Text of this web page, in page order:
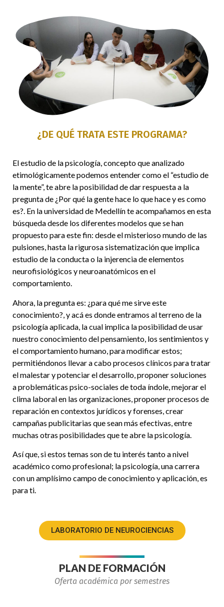
¿DE QUÉ TRATA ESTE PROGRAMA?
El estudio de la psicología, concepto que analizado
etimológicamente podemos entender como el “estudio de
la mente”, te abre la posibilidad de dar respuesta a la
pregunta de ¿Por qué la gente hace lo que hace y es como
es?. En la universidad de Medellín te acompañamos en esta
búsqueda desde los diferentes modelos que se han
propuesto para este fin: desde el misterioso mundo de las
pulsiones, hasta la rigurosa sistematización que implica
estudio de la conducta o la injerencia de elementos
neurofisiológicos y neuroanatómicos en el
comportamiento.
Ahora, la pregunta es: ¿para qué me sirve este
conocimiento?, y acá es donde entramos al terreno de la
psicología aplicada, la cual implica la posibilidad de usar
nuestro conocimiento del pensamiento, los sentimientos y
el comportamiento humano, para modificar estos;
permitiéndonos llevar a cabo procesos clínicos para tratar
el malestar y potenciar el desarrollo, proponer soluciones
a problemáticas psico-sociales de toda índole, mejorar el
clima laboral en las organizaciones, proponer procesos de
reparación en contextos jurídicos y forenses, crear
campañas publicitarias que sean más efectivas, entre
muchas otras posibilidades que te abre la psicología.
Así que, si estos temas son de tu interés tanto a nivel
académico como profesional; la psicología, una carrera
con un amplísimo campo de conocimiento y aplicación, es
para ti.
LABORATORIO DE NEUROCIENCIAS
PLAN DE FORMACIÓN
Oferta académica por semestres